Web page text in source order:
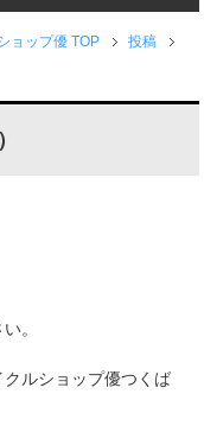
ョップ優 TOP
投稿
。
ルショップ優つくば